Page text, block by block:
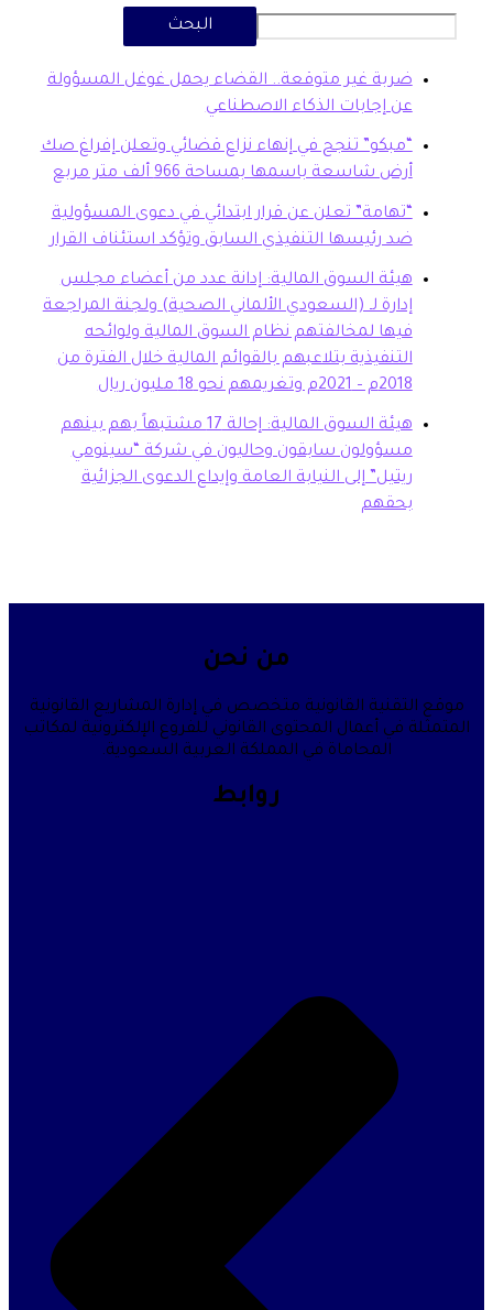
غير متوقعة.. القضاء يحمل غوغل المسؤولة
إجابات الذكاء الاصطناعي
تنجح في إنهاء نزاع قضائي وتعلن إفراغ صك
شاسعة باسمها بمساحة 966 ألف متر مربع
تعلن عن قرار ابتدائي في دعوى المسؤولية
رئيسها التنفيذي السابق وتؤكد استئناف القرار
السوق المالية: إدانة عدد من أعضاء مجلس
لـ (السعودي الألماني الصحية) ولجنة المراجعة
لمخالفتهم نظام السوق المالية ولوائحه
بتلاعبهم بالقوائم المالية خلال الفترة من
هيئة السوق المالية: إحالة 17 مشتبهاً بهم بينهم
سابقون وحاليون في شركة “سينومي
إلى النيابة العامة وإيداع الدعوى الجزائية
القانونية متخصص في إدارة المشاريع القانونية
أعمال المحتوى القانوني للفروع الإلكترونية لمكاتب
المحاماة في المملكة العربية السعودية.